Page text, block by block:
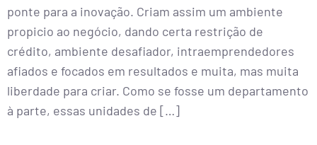
ponte para a inovação. Criam assim um ambiente
propicio ao negócio, dando certa restrição de
crédito, ambiente desafiador, intraemprendedores
afiados e focados em resultados e muita, mas muita
liberdade para criar. Como se fosse um departamento
à parte, essas unidades de […]